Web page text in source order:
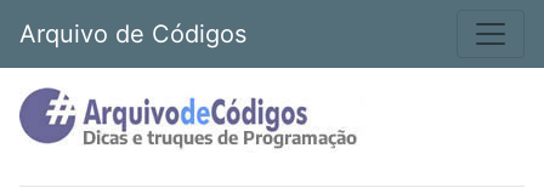
Arquivo de Códigos